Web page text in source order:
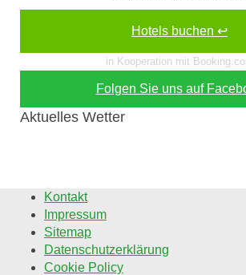
Hotels buchen ↩
in Kooperation mit
Folgen Sie uns auf
Aktuelles Wetter
Kontakt
Impressum
Sitemap
Datenschutzerklärung
Cookie Policy